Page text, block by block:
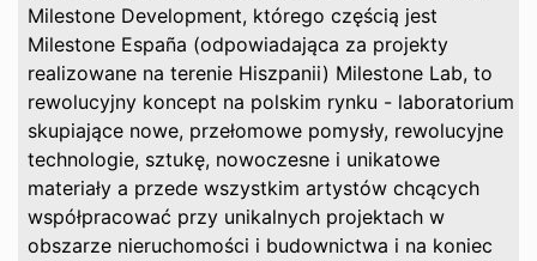
Milestone Development, którego częścią jest
Milestone España (odpowiadająca za projekty
realizowane na terenie Hiszpanii) Milestone Lab, to
rewolucyjny koncept na polskim rynku - laboratorium
skupiające nowe, przełomowe pomysły, rewolucyjne
technologie, sztukę, nowoczesne i unikatowe
materiały a przede wszystkim artystów chcących
współpracować przy unikalnych projektach w
obszarze nieruchomości i budownictwa i na koniec